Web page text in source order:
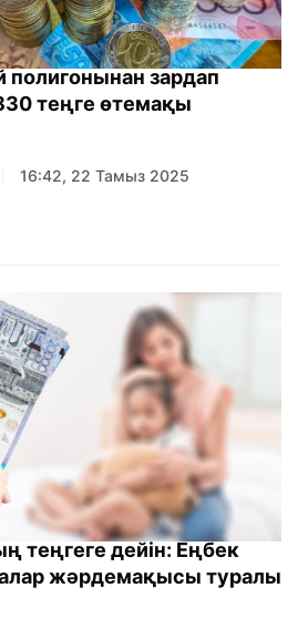
полигонынан зардап
теңге өтемақы
16:42, 22 Тамыз 2025
теңгеге дейін: Еңбек
жәрдемақысы туралы